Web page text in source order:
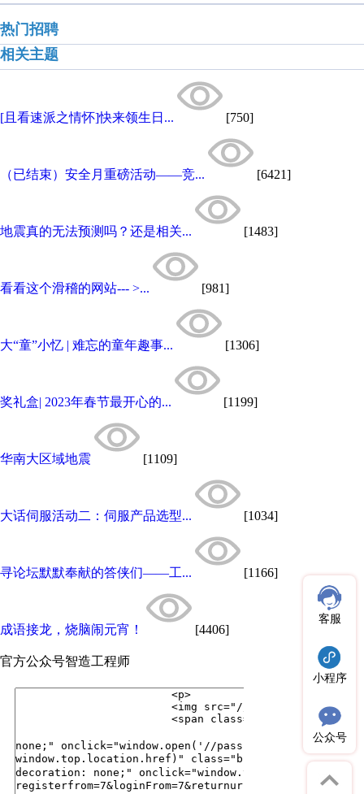
热门招聘
相关主题
[且看速派之情怀]快来领生日... [750]
（已结束）安全月重磅活动——竞... [6421]
地震真的无法预测吗？还是相关... [1483]
看看这个滑稽的网站--- >... [981]
大“童”小忆 | 难忘的童年趣事... [1306]
奖礼盒| 2023年春节最开心的... [1199]
华南大区域地震 [1109]
大话伺服活动二：伺服产品选型... [1034]
寻论坛默默奉献的答侠们——工... [1166]
成语接龙，烧脑闹元宵！ [4406]
官方公众号智造工程师
客服
小程序
公众号